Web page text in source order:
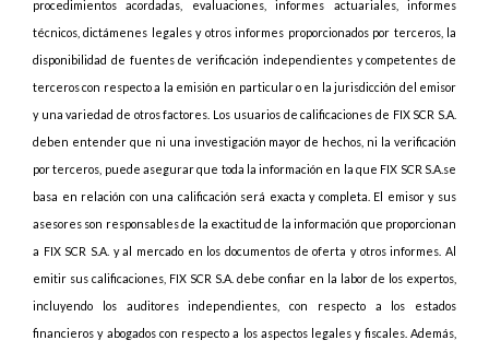
procedimientos acordadas, evaluaciones, informes actuariales, informes
técnicos, dictámenes legales y otros informes proporcionados por terceros, la
disponibilidad de fuentes de verificación independientes y competentes de
terceros con respecto a la emisión en particular o en la jurisdicción del emisor
y una variedad de otros factores. Los usuarios de calificaciones de FIX SCR S.A.
deben entender que ni una investigación mayor de hechos, ni la verificación
por terceros, puede asegurar que toda la información en la que FIX SCR S.A.se
basa en relación con una calificación será exacta y completa. El emisor y sus
asesores son responsables de la exactitud de la información que proporcionan
a FIX SCR S.A. y al mercado en los documentos de oferta y otros informes. Al
emitir sus calificaciones, FIX SCR S.A. debe confiar en la labor de los expertos,
incluyendo los auditores independientes, con respecto a los estados
financieros y abogados con respecto a los aspectos legales y fiscales. Además,